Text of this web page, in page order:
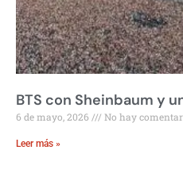
BTS con Sheinbaum y
6 de mayo, 2026 No hay
Leer más »